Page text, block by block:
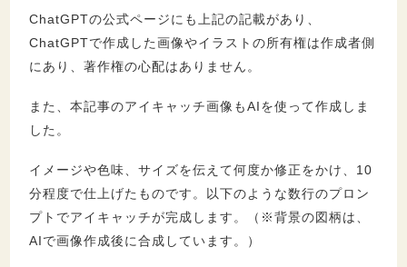
ChatGPTの公式ページにも上記の記載があり、
ChatGPTで作成した画像やイラストの所有権は作成者側
にあり、著作権の心配はありません。
また、本記事のアイキャッチ画像もAIを使って作成しま
した。
イメージや色味、サイズを伝えて何度か修正をかけ、10
分程度で仕上げたものです。以下のような数行のプロン
プトでアイキャッチが完成します。（※背景の図柄は、
AIで画像作成後に合成しています。）